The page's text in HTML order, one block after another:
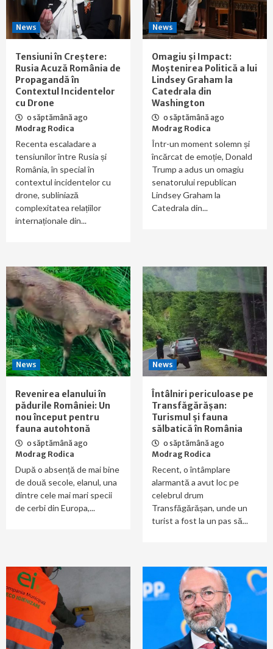
News
Tensiuni în Creștere:
Rusia Acuză România de
Propagandă în
Contextul Incidentelor
cu Drone
o săptămână ago
Modrag Rodica
Recenta escaladare a
tensiunilor între Rusia și
România, în special în
contextul incidentelor cu
drone, subliniază
complexitatea relațiilor
internaționale din...
News
Omagiu și Impact:
Moștenirea Politică a lui
Lindsey Graham la
Catedrala din
Washington
o săptămână ago
Modrag Rodica
Într-un moment solemn și
încărcat de emoție, Donald
Trump a adus un omagiu
senatorului republican
Lindsey Graham la
Catedrala din...
News
Revenirea elanului în
pădurile României: Un
nou început pentru
fauna autohtonă
o săptămână ago
Modrag Rodica
După o absență de mai bine
de două secole, elanul, una
dintre cele mai mari specii
de cerbi din Europa,...
News
Întâlniri periculoase pe
Transfăgărășan:
Turismul și fauna
sălbatică în România
o săptămână ago
Modrag Rodica
Recent, o întâmplare
alarmantă a avut loc pe
celebrul drum
Transfăgărășan, unde un
turist a fost la un pas să...